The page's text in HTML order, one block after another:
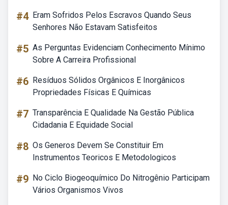
#4 Eram Sofridos Pelos Escravos Quando Seus
Senhores Não Estavam Satisfeitos
#5 As Perguntas Evidenciam Conhecimento Mínimo
Sobre A Carreira Profissional
#6 Resíduos Sólidos Orgânicos E Inorgânicos
Propriedades Físicas E Químicas
#7 Transparência E Qualidade Na Gestão Pública
Cidadania E Equidade Social
#8 Os Generos Devem Se Constituir Em
Instrumentos Teoricos E Metodologicos
#9 No Ciclo Biogeoquímico Do Nitrogênio Participam
Vários Organismos Vivos